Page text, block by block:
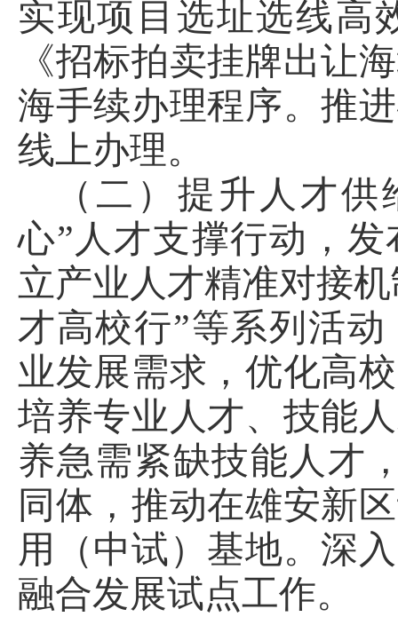
实现项目选址选线高
《招标拍卖挂牌出让
海手续办理程序。推
线上办理。
（二）提升人才
心”人才支撑行动，
立产业人才精准对接
才高校行”等系列活
业发展需求，优化高
培养专业人才、技能
养急需紧缺技能人才
同体，推动在雄安新
用（中试）基地。深
融合发展试点工作。